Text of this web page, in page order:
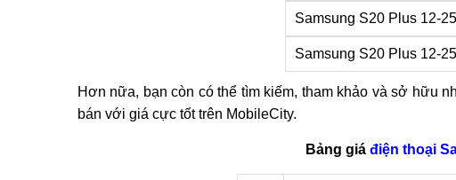
Samsung S20 Plus 12-
Samsung S20 Plus 12-
Hơn nữa, bạn còn có thể tìm kiếm, tham khảo và sở hữu
bán với giá cực tốt trên MobileCity.
Bảng giá điện thoại